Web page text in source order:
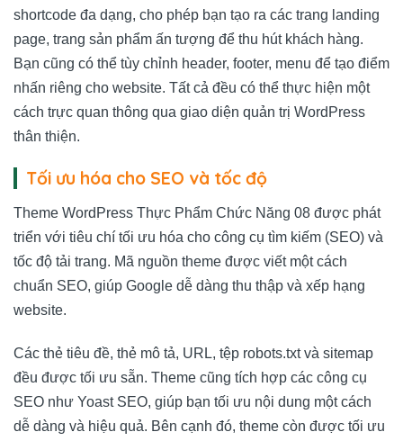
shortcode đa dạng, cho phép bạn tạo ra các trang landing
page, trang sản phẩm ấn tượng để thu hút khách hàng.
Bạn cũng có thể tùy chỉnh header, footer, menu để tạo điểm
nhấn riêng cho website. Tất cả đều có thể thực hiện một
cách trực quan thông qua giao diện quản trị WordPress
thân thiện.
Tối ưu hóa cho SEO và tốc độ
Theme WordPress Thực Phẩm Chức Năng 08 được phát
triển với tiêu chí tối ưu hóa cho công cụ tìm kiếm (SEO) và
tốc độ tải trang. Mã nguồn theme được viết một cách
chuẩn SEO, giúp Google dễ dàng thu thập và xếp hạng
website.
Các thẻ tiêu đề, thẻ mô tả, URL, tệp robots.txt và sitemap
đều được tối ưu sẵn. Theme cũng tích hợp các công cụ
SEO như Yoast SEO, giúp bạn tối ưu nội dung một cách
dễ dàng và hiệu quả. Bên cạnh đó, theme còn được tối ưu